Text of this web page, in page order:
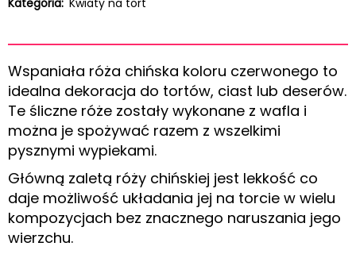
Wspaniała róża chińska koloru czerwonego to
idealna dekoracja do tortów, ciast lub deserów.
Te śliczne róże zostały wykonane z wafla i
można je spożywać razem z wszelkimi
pysznymi wypiekami.
Główną zaletą róży chińskiej jest lekkość co
daje możliwość układania jej na torcie w wielu
kompozycjach bez znacznego naruszania jego
wierzchu.